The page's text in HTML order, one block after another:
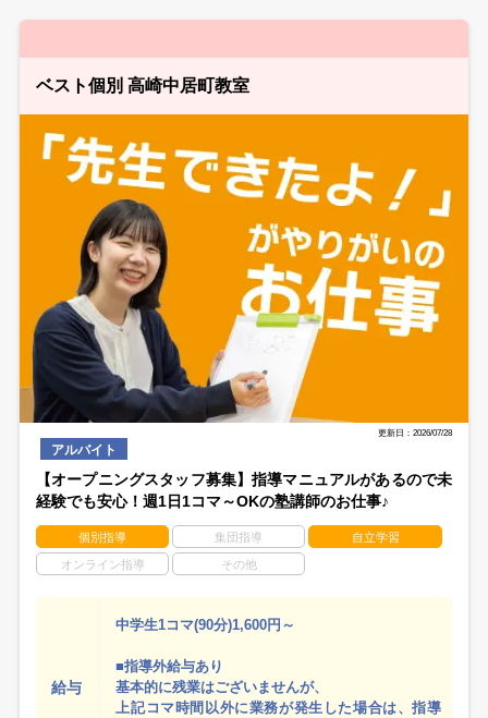
ベスト個別 高崎中居町教室
更新日：2026/07/28
アルバイト
【オープニングスタッフ募集】指導マニュアルがあるので未
経験でも安心！週1日1コマ～OKの塾講師のお仕事♪
個別指導 集団指導 自立学習
オンライン指導 その他
給与
中学生1コマ(90分)1,600円～
■指導外給与あり
基本的に残業はございませんが、
上記コマ時間以外に業務が発生した場合は、指導